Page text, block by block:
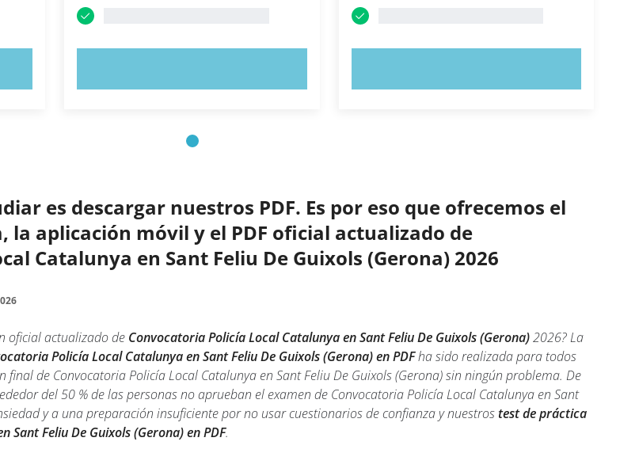
es descargar nuestros PDF. Es por eso que ofrecemos el
la aplicación móvil y el PDF oficial actualizado de
Catalunya en Sant Feliu De Guixols (Gerona) 2026
oficial actualizado de Convocatoria Policía Local Catalunya en Sant Feliu De Guixols (Gerona)2026? La
Policía Local Catalunya en Sant Feliu De Guixols (Gerona) en PDFha sido realizada para todos
de Convocatoria Policía Local Catalunya en Sant Feliu De Guixols (Gerona) sin ningún problema. De
del 50 % de las personas no aprueban el examen de Convocatoria Policía Local Catalunya en Sant
y a una preparación insuficiente por no usar cuestionarios de confianza y nuestros test de práctica
Feliu De Guixols (Gerona) en PDF.